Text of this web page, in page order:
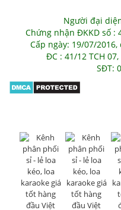
Người đại
Chứng nhận ĐKKD số :
Cấp ngày: 19/07/
ĐC : 41/12 TCH
SĐT: